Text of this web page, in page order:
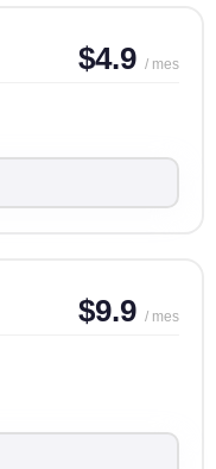
$4.9 / mes
$9.9 / mes